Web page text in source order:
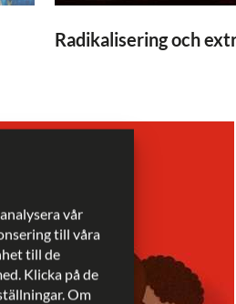
vår
till våra
till de
Klicka på de
Om
Radikalisering och